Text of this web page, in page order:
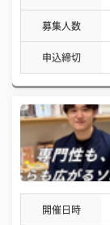
募集人数
申込締切
開催日時